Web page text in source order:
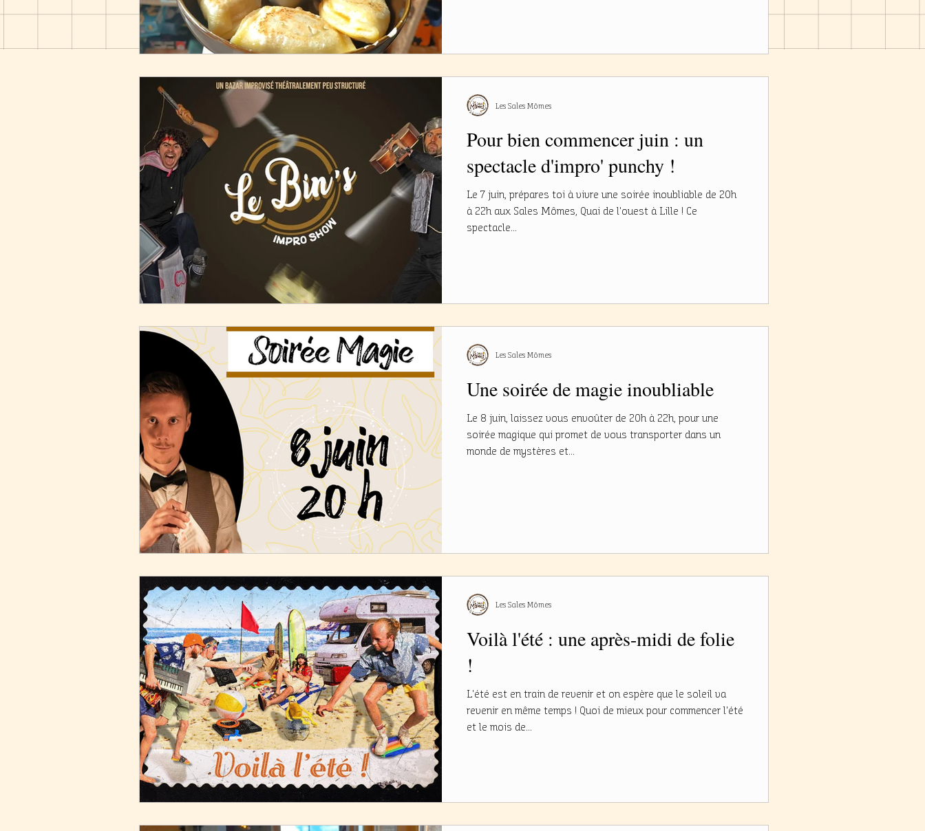
Pour bien commencer juin : un
spectacle d'impro' punchy !
Le 7 juin, prépares toi à vivre une soirée inoubliable de 20h
à 22h aux Sales Mômes, Quai de l'ouest à Lille ! Ce
spectacle...
Les Sales Mômes
Une soirée de magie inoubliable
Le 8 juin, laissez vous envoûter de 20h à 22h, pour une
soirée magique qui promet de vous transporter dans un
monde de mystères et...
Les Sales Mômes
Voilà l'été : une après-midi de folie
!
L'été est en train de revenir et on espère que le soleil va
revenir en même temps ! Quoi de mieux pour commencer l'été
et le mois de...
Les Sales Mômes